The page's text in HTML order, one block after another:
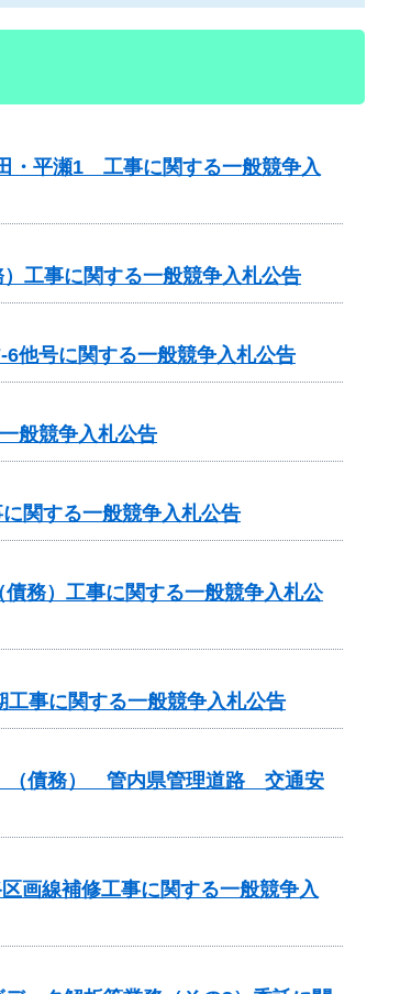
・平瀬1 工事に関する一般競争入
工事に関する一般競争入札公告
6他号に関する一般競争入札公告
般競争入札公告
関する一般競争入札公告
務）工事に関する一般競争入札公
事に関する一般競争入札公告
（債務） 管内県管理道路 交通安
画線補修工事に関する一般競争入